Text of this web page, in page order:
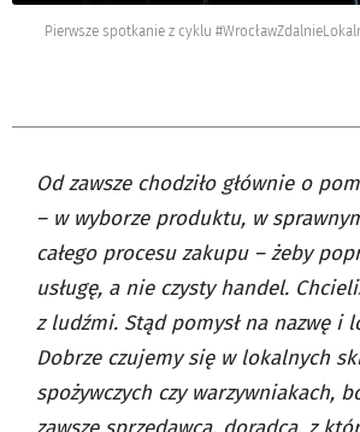
Pierwsze spotkanie z cyklu
Od zawsze chodziło głównie o
– w wyborze produktu, w
całego procesu zakupu – żeby
usługę, a nie czysty handel.
z ludźmi. Stąd pomysł na nazwę i
Dobrze czujemy się w lokalnych
spożywczych czy warzywniakach,